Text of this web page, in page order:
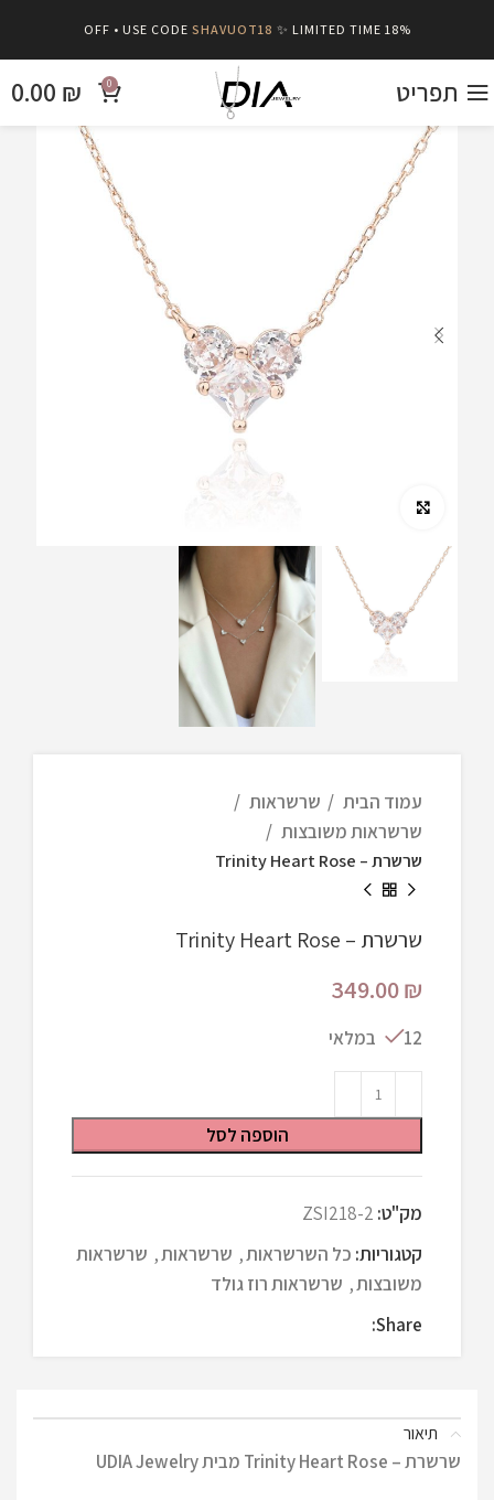
18% OFF • USE CODE
SHAVUOT18 ✨ LIMITED TIME
תפריט 0
0.00 ₪
עמוד הבית
שרשראות
שרשראות משובצות
שרשרת – Trinity Heart Rose
שרשרת – Trinity Heart Rose
349.00₪
12 במלאי
הוספה לסל
מק"ט: ZSI218-2
קטגוריות: כל השרשראות, שרשראות, שרשראות
משובצות, שרשראות רוז גולד
Share:
תיאור
שרשרת – Trinity Heart Rose מבית UDIA Jewelry